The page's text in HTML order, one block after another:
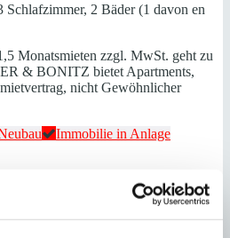
2 Bäder (1 davon en
Monatsmieten zzgl. MwSt. geht zu
& BONITZ bietet Apartments,
nicht Gewöhnlicher
Immobilie in Anlage